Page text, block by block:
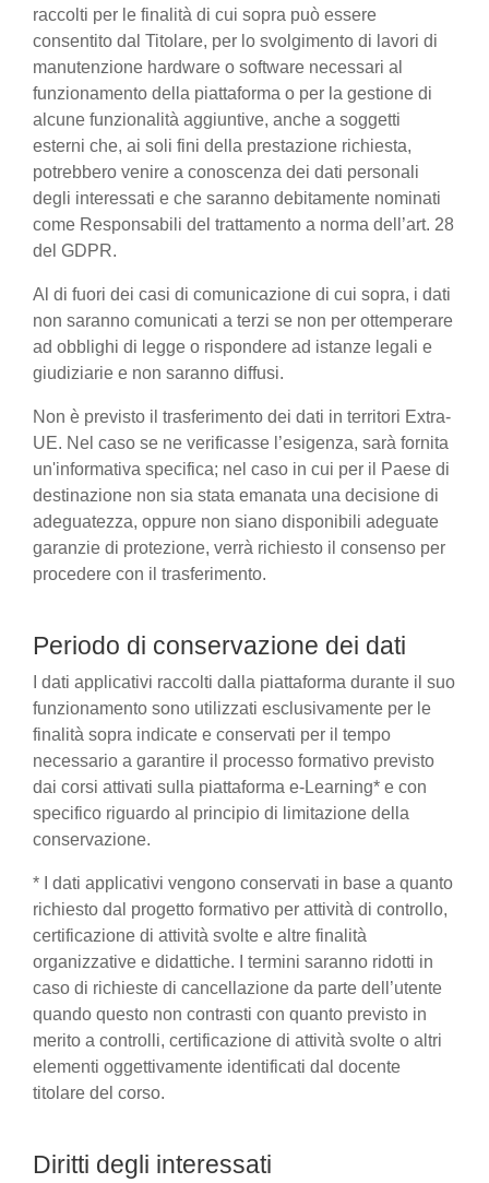
raccolti per le finalità di cui sopra può essere
consentito dal Titolare, per lo svolgimento di lavori di
manutenzione hardware o software necessari al
funzionamento della piattaforma o per la gestione di
alcune funzionalità aggiuntive, anche a soggetti
esterni che, ai soli fini della prestazione richiesta,
potrebbero venire a conoscenza dei dati personali
degli interessati e che saranno debitamente nominati
come Responsabili del trattamento a norma dell’art. 28
del GDPR.
Al di fuori dei casi di comunicazione di cui sopra, i dati
non saranno comunicati a terzi se non per ottemperare
ad obblighi di legge o rispondere ad istanze legali e
giudiziarie e non saranno diffusi.
Non è previsto il trasferimento dei dati in territori Extra-
UE. Nel caso se ne verificasse l’esigenza, sarà fornita
un'informativa specifica; nel caso in cui per il Paese di
destinazione non sia stata emanata una decisione di
adeguatezza, oppure non siano disponibili adeguate
garanzie di protezione, verrà richiesto il consenso per
procedere con il trasferimento.
Periodo di conservazione dei dati
I dati applicativi raccolti dalla piattaforma durante il suo
funzionamento sono utilizzati esclusivamente per le
finalità sopra indicate e conservati per il tempo
necessario a garantire il processo formativo previsto
dai corsi attivati sulla piattaforma e-Learning* e con
specifico riguardo al principio di limitazione della
conservazione.
* I dati applicativi vengono conservati in base a quanto
richiesto dal progetto formativo per attività di controllo,
certificazione di attività svolte e altre finalità
organizzative e didattiche. I termini saranno ridotti in
caso di richieste di cancellazione da parte dell’utente
quando questo non contrasti con quanto previsto in
merito a controlli, certificazione di attività svolte o altri
elementi oggettivamente identificati dal docente
titolare del corso.
Diritti degli interessati